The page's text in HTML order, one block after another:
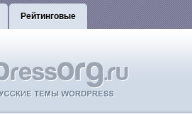
Рейтинговые